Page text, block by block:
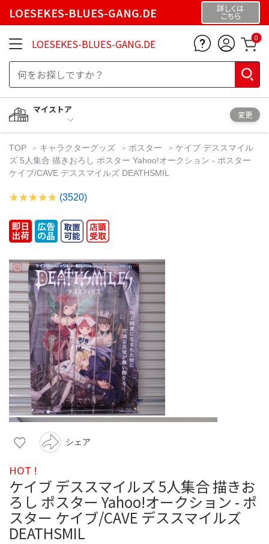
LOESEKES-BLUES-GANG.DE 詳しくは
こちら
LOESEKES-BLUES-GANG.DE 0
マイストア
変更
TOP キャラクターグッズ ポスター
ケイブ デススマイル
ズ 5人集合 描きおろし ポスター Yahoo!オークション - ポスター
ケイブ/CAVE デススマイルズ DEATHSMIL
(3520)
シェア
HOT !
ケイブ デススマイルズ 5人集合 描きお
ろし ポスター Yahoo!オークション - ポ
スター ケイブ/CAVE デススマイルズ
DEATHSMIL